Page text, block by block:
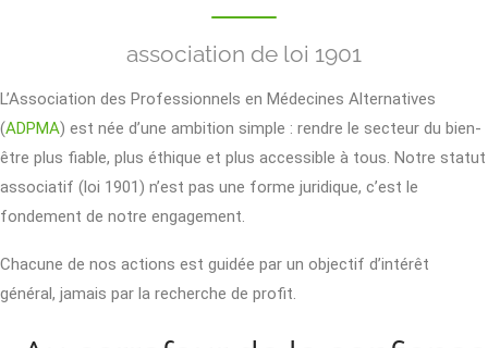
association de loi 1901
L’Association des Professionnels en Médecines Alternatives
(ADPMA) est née d’une ambition simple : rendre le secteur du bien-
être plus fiable, plus éthique et plus accessible à tous. Notre statut
associatif (loi 1901) n’est pas une forme juridique, c’est le
fondement de notre engagement.
Chacune de nos actions est guidée par un objectif d’intérêt
général, jamais par la recherche de profit.